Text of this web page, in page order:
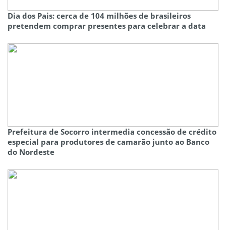
Dia dos Pais: cerca de 104 milhões de brasileiros
pretendem comprar presentes para celebrar a data
Prefeitura de Socorro intermedia concessão de crédito
especial para produtores de camarão junto ao Banco
do Nordeste